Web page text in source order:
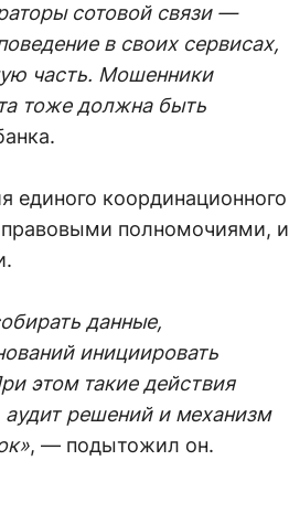
сотовой связи —
в своих сервисах,
часть. Мошенники
тоже должна быть
единого координационного
полномочиями, и
данные,
инициировать
этом такие действия
решений и механизм
, — подытожил он.